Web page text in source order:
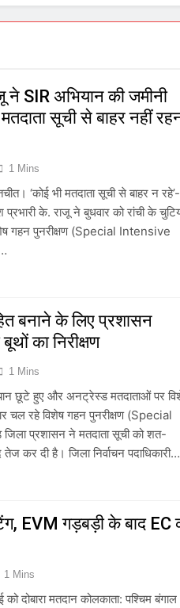
SIR अभियान की जमीनी
सूची से बाहर नहीं
1 Mins
‘कोई भी मतदाता सूची से बाहर न रहे’-
के. राजू ने बुधवार को रांची के
गहन पुनरीक्षण (Special Intensive
बनाने के लिए प्रशासन
का निरीक्षण
1 Mins
छूटे हुए और अनट्रेस्ड मतदाताओं पर
चल रहे विशेष गहन पुनरीक्षण (Special
प्रशासन ने मतदाता सूची को शत-
कर दी है। जिला निर्वाचन पदाधिकारी…
EVM गड़बड़ी के बाद EC
1 Mins
दोबारा मतदान कोलकाता: पश्चिम बंगाल